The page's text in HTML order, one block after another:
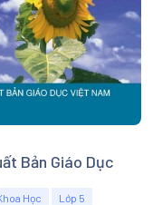
Bản Giáo Dục
Học Lớp 5